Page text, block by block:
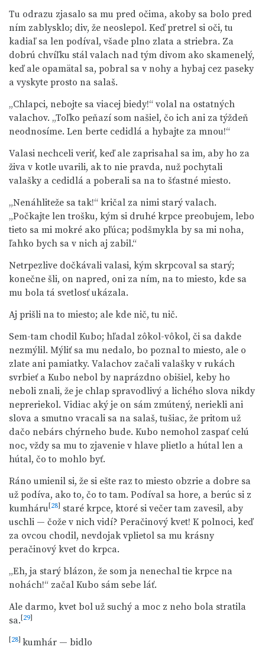
Tu odrazu zjasalo sa mu pred očima, akoby sa bolo pred
ním zablysklo; div, že neoslepol. Keď pretrel si oči, tu
kadiaľ sa len podíval, všade plno zlata a striebra. Za
dobrú chvíľku stál valach nad tým divom ako skamenelý,
keď ale opamätal sa, pobral sa v nohy a hybaj cez paseky
a vyskyte prosto na salaš.
„Chlapci, nebojte sa viacej biedy!“ volal na ostatných
valachov. „Toľko peňazí som našiel, čo ich ani za týždeň
neodnosíme. Len berte cedidlá a hybajte za mnou!“
Valasi nechceli veriť, keď ale zaprisahal sa im, aby ho za
živa v kotle uvarili, ak to nie pravda, nuž pochytali
valašky a cedidlá a poberali sa na to šťastné miesto.
„Nenáhliteže sa tak!“ kričal za nimi starý valach.
„Počkajte len trošku, kým si druhé krpce preobujem, lebo
tieto sa mi mokré ako pľúca; podšmykla by sa mi noha,
ľahko bych sa v nich aj zabil.“
Netrpezlive dočkávali valasi, kým skrpcoval sa starý;
konečne šli, on napred, oni za ním, na to miesto, kde sa
mu bola tá svetlosť ukázala.
Aj prišli na to miesto; ale kde nič, tu nič.
Sem-tam chodil Kubo; hľadal zôkol-vôkol, či sa dakde
nezmýlil. Mýliť sa mu nedalo, bo poznal to miesto, ale o
zlate ani pamiatky. Valachov začali valašky v rukách
svrbieť a Kubo nebol by naprázdno obišiel, keby ho
neboli znali, že je chlap spravodlivý a lichého slova nikdy
nepreriekol. Vidiac aký je on sám zmútený, neriekli ani
slova a smutno vracali sa na salaš, tušiac, že pritom už
dačo nebárs chýrneho bude. Kubo nemohol zaspať celú
noc, vždy sa mu to zjavenie v hlave plietlo a hútal len a
hútal, čo to mohlo byť.
Ráno umienil si, že si ešte raz to miesto obzrie a dobre sa
už podíva, ako to, čo to tam. Podíval sa hore, a berúc si z
kumháru [28] staré krpce, ktoré si večer tam zavesil, aby
uschli — čože v nich vidí? Peračinový kvet! K polnoci, keď
za ovcou chodil, nevdojak vplietol sa mu krásny
peračinový kvet do krpca.
„Eh, ja starý blázon, že som ja nenechal tie krpce na
nohách!“ začal Kubo sám sebe láť.
Ale darmo, kvet bol už suchý a moc z neho bola stratila
sa. [29]
[28] kumhár — bidlo